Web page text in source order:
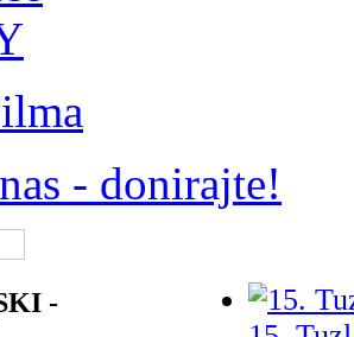
- donirajte!
-